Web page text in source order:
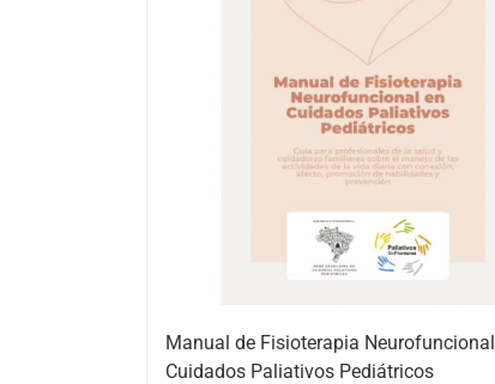
Manual de Fisioterapia
Cuidados Paliativos Pediátricos